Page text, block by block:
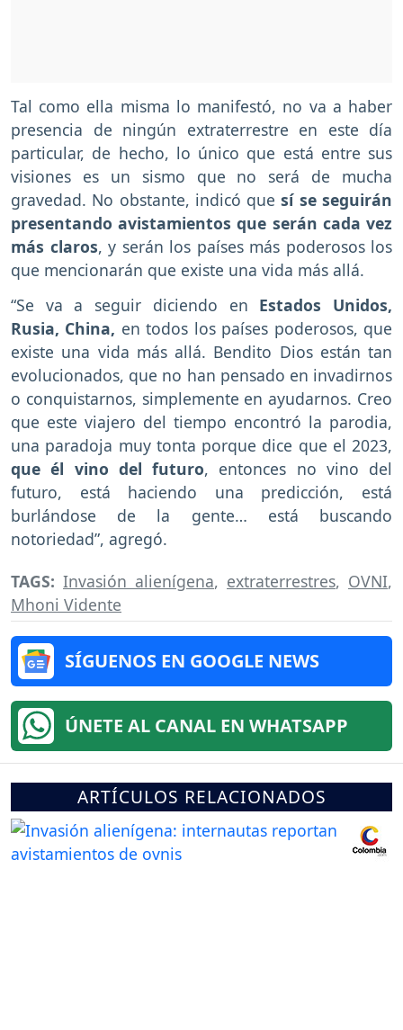
Tal como ella misma lo manifestó, no va a haber
presencia de ningún extraterrestre en este día
particular, de hecho, lo único que está entre sus
visiones es un sismo que no será de mucha
gravedad. No obstante, indicó que sí se seguirán
presentando avistamientos que serán cada vez
más claros, y serán los países más poderosos los
que mencionarán que existe una vida más allá.
“Se va a seguir diciendo en Estados Unidos,
Rusia, China, en todos los países poderosos, que
existe una vida más allá. Bendito Dios están tan
evolucionados, que no han pensado en invadirnos
o conquistarnos, simplemente en ayudarnos. Creo
que este viajero del tiempo encontró la parodia,
una paradoja muy tonta porque dice que el 2023,
que él vino del futuro, entonces no vino del
futuro, está haciendo una predicción, está
burlándose de la gente… está buscando
notoriedad”, agregó.
TAGS: Invasión alienígena, extraterrestres, OVNI,
Mhoni Vidente
SÍGUENOS EN GOOGLE NEWS
ÚNETE AL CANAL EN WHATSAPP
ARTÍCULOS RELACIONADOS